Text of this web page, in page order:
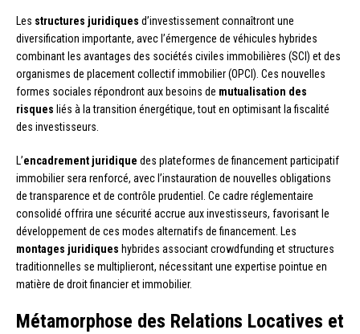
Les structures juridiques d’investissement connaîtront une
diversification importante, avec l’émergence de véhicules hybrides
combinant les avantages des sociétés civiles immobilières (SCI) et des
organismes de placement collectif immobilier (OPCI). Ces nouvelles
formes sociales répondront aux besoins de mutualisation des
risques liés à la transition énergétique, tout en optimisant la fiscalité
des investisseurs.
L’encadrement juridique des plateformes de financement participatif
immobilier sera renforcé, avec l’instauration de nouvelles obligations
de transparence et de contrôle prudentiel. Ce cadre réglementaire
consolidé offrira une sécurité accrue aux investisseurs, favorisant le
développement de ces modes alternatifs de financement. Les
montages juridiques hybrides associant crowdfunding et structures
traditionnelles se multiplieront, nécessitant une expertise pointue en
matière de droit financier et immobilier.
Métamorphose des Relations Locatives et